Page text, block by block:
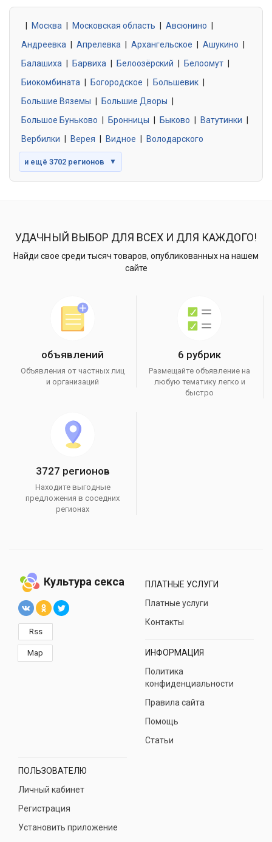
0 объявлений
Знакомства без обязательств
0 объявлений
Москва Московская область Авсюнино
Андреевка
Апрелевка Архангельское Ашукино
Балашиха
Барвиха Белоозёрский Белоомут
Биокомбината
Богородское Большевик
Большие Вяземы
Большие Дворы
Большое Буньково
Бронницы Быково Ватутинки
Вербилки
Верея Видное Володарского
и ещё 3702 регионов ▼
УДАЧНЫЙ ВЫБОР ДЛЯ ВСЕХ И ДЛЯ КАЖДОГО!
Найди свое среди тысяч товаров, опубликованных на нашем
сайте
объявлений
Объявления от частных лиц
и организаций
6 рубрик
Размещайте объявление на
любую тематику легко и
быстро
3727 регионов
Находите выгодные
предложения в соседних
регионах
Культура секса
Rss
Map
ПЛАТНЫЕ УСЛУГИ
Платные услуги
Контакты
ИНФОРМАЦИЯ
Политика
конфиденциальности
Правила сайта
Помощь
Статьи
ПОЛЬЗОВАТЕЛЮ
Личный кабинет
Регистрация
Установить приложение